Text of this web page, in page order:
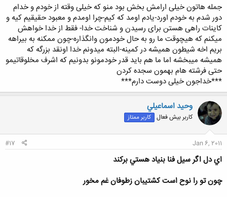
جمله هاتون خیلی ارامش بخش بود منو که خیلی وقته از خودم و خدام
دور شدم به خودم اورد-یادم اومد که کیم-چرا اومدم و معبود حقیقیم کیه و
کاینات راهی هستن برای رسیدن و شناخت خدا- فقط از خدا خواهش
میکنم که هیچوقت ما رو به حال خودمون وانگذاره-چون ممکنه به بیراهه
بریم اخه شیطون همیشه در کمینه-البته میدونم خدا اونقد بزرگه که
همیشه میبخشه اما ما هم باید قدر خودمونو بدونیم که اشرف مخلوقاتیمو
حتی فرشته هام بهمون سجده کردن
***خداجون خیلی دوست دارم***
وحيد اسماعيلي
کاربر بیش فعال کاربر ممتاز
Jan 6, 2011
#17
اي دل اگر سيل فنا بنياد هستي بركند
چون تو را نوح است كشتيبان زطوفان غم مخور